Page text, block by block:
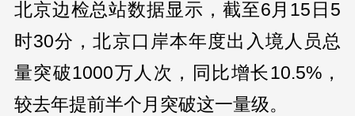
北京边检总站数据显示，截至6月15日5
时30分，北京口岸本年度出入境人员总
量突破1000万人次，同比增长10.5%，
较去年提前半个月突破这一量级。